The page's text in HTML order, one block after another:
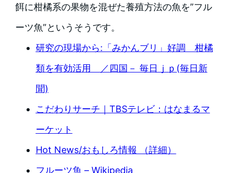
餌に柑橘系の果物を混ぜた養殖方法の魚を”フル
ーツ魚”というそうです。
研究の現場から:「みかんブリ」好調 柑橘
類を有効活用 ／四国－ 毎日ｊｐ(毎日新
聞)
こだわりサーチ｜TBSテレビ：はなまるマ
ーケット
Hot News/おもしろ情報 （詳細）
フルーツ魚 – Wikipedia